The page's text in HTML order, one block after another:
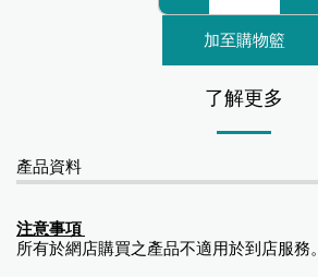
加至購物籃
了解更多
產品資料
注意事項
所有於網店購買之產品不適用於到店服務。